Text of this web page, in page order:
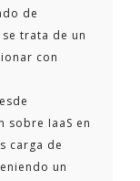
de
trata de un
con
sobre IaaS en
carga de
un